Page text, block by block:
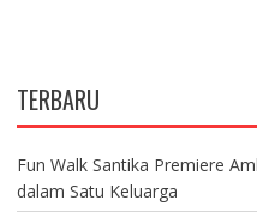
TERBARU
Fun Walk Santika Premiere
dalam Satu Keluarga